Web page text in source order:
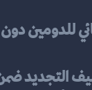
للدومين
التجديد